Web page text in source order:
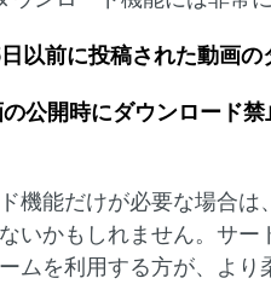
以前に投稿された動画の
公開時にダウンロード
機能だけが必要な場合
いかもしれません。サ
ムを利用する方が、よ